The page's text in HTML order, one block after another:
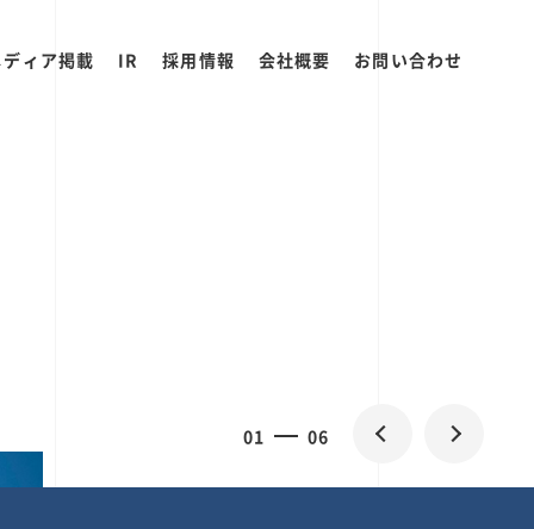
ィア掲載 IR 採用情報 会社概要 お問い合わせ
01 06